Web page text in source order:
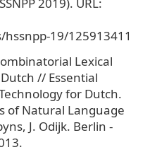
19/125913411
Lexical
// Essential
for Dutch.
of Natural Language
J. Odijk. Berlin -